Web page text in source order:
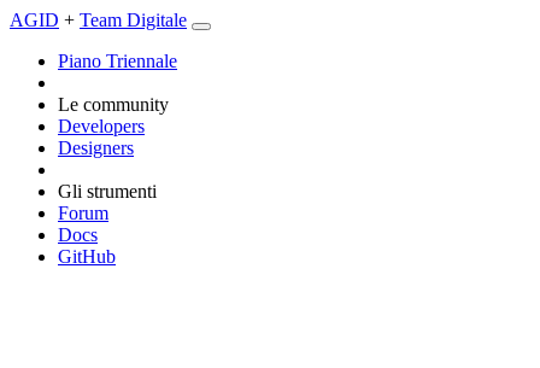
AGID + Team Digitale
Piano Triennale
Le community
Developers
Designers
Gli strumenti
Forum
Docs
GitHub